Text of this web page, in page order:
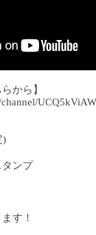
から】
)
ンプ
す！